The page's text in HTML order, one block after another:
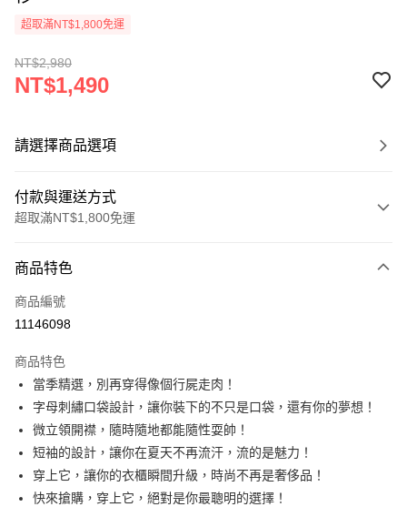
超取滿NT$1,800免運
NT$2,980
NT$1,490
請選擇商品選項
付款與運送方式
超取滿NT$1,800免運
信用卡一次付款
超商取貨付款
Apple Pay
悠遊付
Google Pay
全盈+PAY
商品特色
商品編號
11146098
商品特色
當季精選，別再穿得像個行屍走肉！
字母刺繡口袋設計，讓你裝下的不只是口袋，還有你的夢想！
微立領開襟，隨時隨地都能隨性耍帥！
短袖的設計，讓你在夏天不再流汗，流的是魅力！
穿上它，讓你的衣櫃瞬間升級，時尚不再是奢侈品！
快來搶購，穿上它，絕對是你最聰明的選擇！